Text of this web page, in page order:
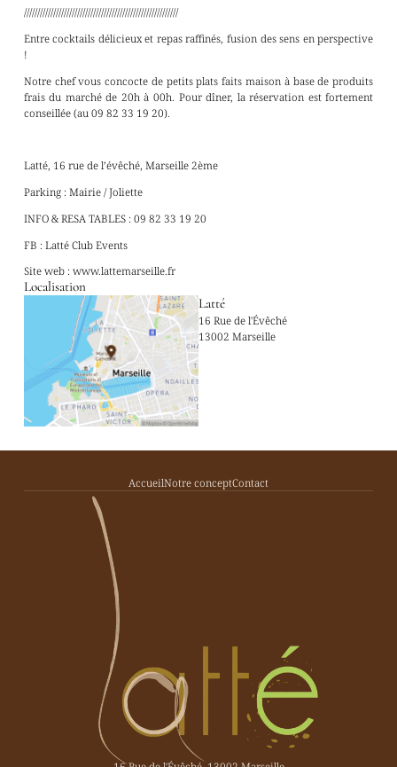
//////////////////////////////////////////////////////////
Entre cocktails délicieux et repas raffinés, fusion des sens en perspective
!
Notre chef vous concocte de petits plats faits maison à base de produits
frais du marché de 20h à 00h. Pour dîner, la réservation est fortement
conseillée (au 09 82 33 19 20).
Latté, 16 rue de l’évêché, Marseille 2ème
Parking : Mairie / Joliette
INFO & RESA TABLES : 09 82 33 19 20
FB : Latté Club Events
Site web : www.lattemarseille.fr
Localisation
Latté
16 Rue de l'Évêché
13002 Marseille
AccueilNotre conceptContact